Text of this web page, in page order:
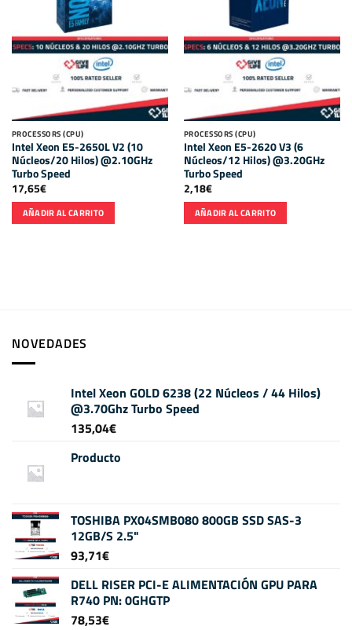
PROCESSORS (CPU)
Intel Xeon E5-2650L V2 (10
Núcleos/20 Hilos) @2.10GHz
Turbo Speed
17,65€
AÑADIR AL CARRITO
PROCESSORS (CPU)
Intel Xeon E5-2620 V3 (6
Núcleos/12 Hilos) @3.20GHz
Turbo Speed
2,18€
AÑADIR AL CARRITO
NOVEDADES
Intel Xeon GOLD 6238 (22 Núcleos / 44 Hilos)
@3.70Ghz Turbo Speed
135,04€
Producto
TOSHIBA PX04SMB080 800GB SSD SAS-3
12GB/S 2.5"
93,71€
DELL RISER PCI-E ALIMENTACIÓN GPU PARA
R740 PN: 0GHGTP
78,53€